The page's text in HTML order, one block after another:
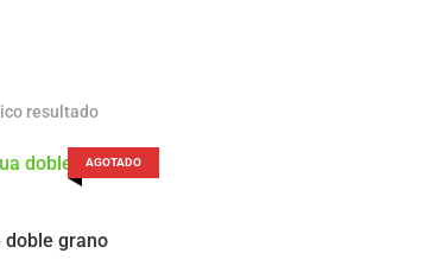
resultado
AGOTADO
doble grano